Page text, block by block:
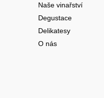
Naše vinařství
Degustace
Delikatesy
O nás